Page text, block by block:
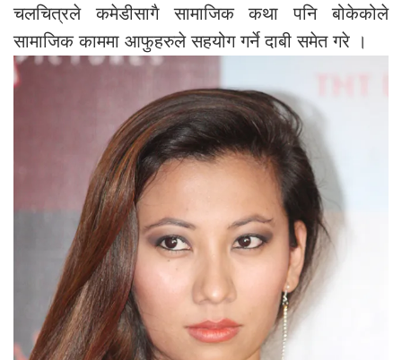
चलचित्रले कमेडीसागै सामाजिक कथा पनि बोकेकोले
सामाजिक काममा आफुहरुले सहयोग गर्ने दाबी समेत गरे ।